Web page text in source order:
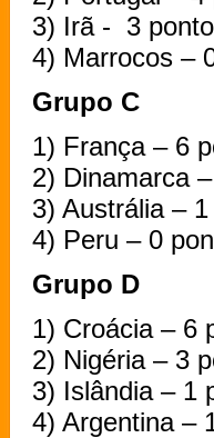
3) Irã - 3
4) Marrocos –
Grupo C
1) França – 6
2) Dinamarca
3) Austrália –
4) Peru – 0
Grupo D
1) Croácia – 6
2) Nigéria – 3
3) Islândia – 1
4) Argentina –